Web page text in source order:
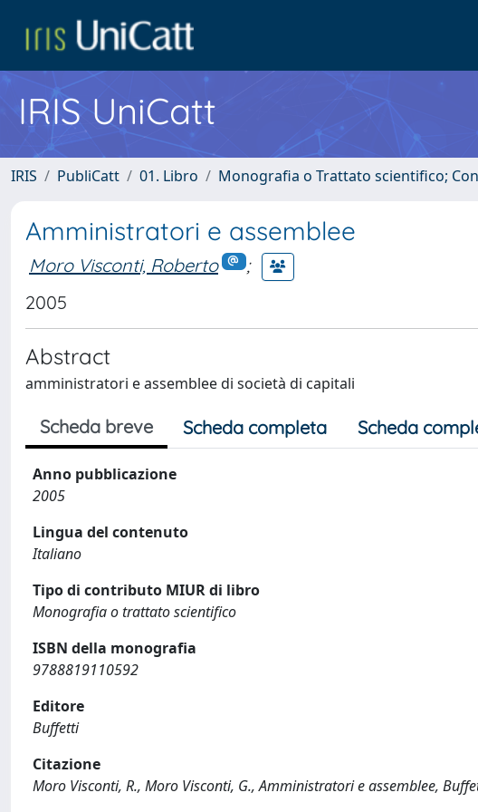
IRIS UniCatt
IRIS PubliCatt 01. Libro Monografia o Trattato scientifico;
Amministratori e assemblee
Moro Visconti, Roberto
;
2005
Abstract
amministratori e assemblee di società di capitali
Scheda breve Scheda completa Scheda
Anno pubblicazione
2005
Lingua del contenuto
Italiano
Tipo di contributo MIUR di libro
Monografia o trattato scientifico
ISBN della monografia
9788819110592
Editore
Buffetti
Citazione
Moro Visconti, R., Moro Visconti, G., Amministratori e assemblee,